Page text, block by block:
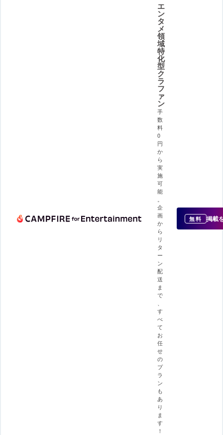
エ
ン
タ
メ
領
域
特
化
型
ク
ラ
フ
ァ
ン
手
数
料
0
円
か
ら
実
施
可
能
企
画
か
ら
リ
タ
ー
ン
配
送
ま
で
す
べ
て
お
任
せ
の
プ
ラ
ン
も
あ
り
ま
す
！
無料 掲載